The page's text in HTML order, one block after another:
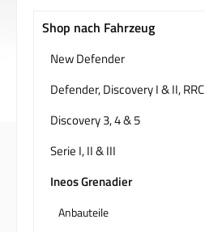
Shop nach Fahrzeug
New Defender
Defender, Discovery I & II, RRC
Discovery 3, 4 & 5
Serie I, II & III
Ineos Grenadier
Anbauteile